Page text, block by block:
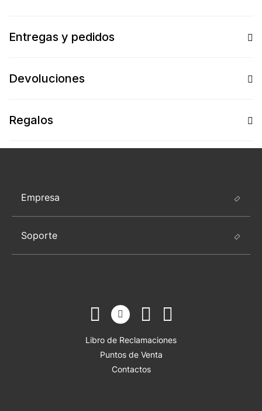
Entregas y pedidos
Devoluciones
Regalos
Empresa
Soporte
Libro de Reclamaciones
Puntos de Venta
Contactos